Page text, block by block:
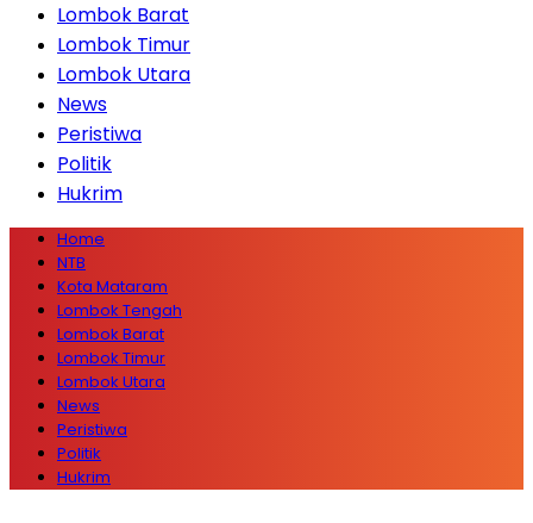
Lombok Barat
Lombok Timur
Lombok Utara
News
Peristiwa
Politik
Hukrim
Home
NTB
Kota Mataram
Lombok Tengah
Lombok Barat
Lombok Timur
Lombok Utara
News
Peristiwa
Politik
Hukrim